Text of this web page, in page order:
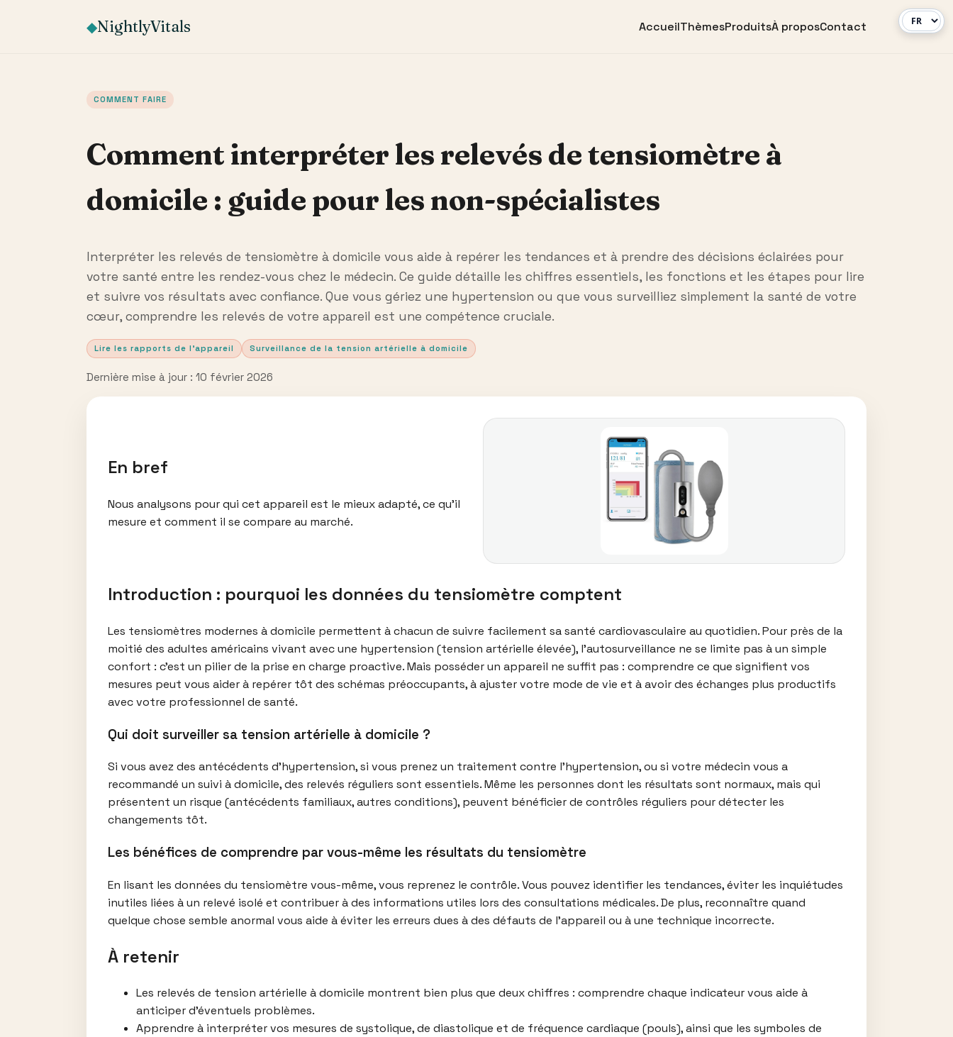
◆NightlyVitals AccueilThèmesProduitsÀ proposContact
COMMENT FAIRE
Comment interpréter les relevés de tensiomètre à
domicile : guide pour les non-spécialistes
Interpréter les relevés de tensiomètre à domicile vous aide à repérer les tendances et à prendre des décisions éclairées pour
votre santé entre les rendez-vous chez le médecin. Ce guide détaille les chiffres essentiels, les fonctions et les étapes pour lire
et suivre vos résultats avec confiance. Que vous gériez une hypertension ou que vous surveilliez simplement la santé de votre
cœur, comprendre les relevés de votre appareil est une compétence cruciale.
Lire les rapports de l’appareil Surveillance de la tension artérielle à domicile
Dernière mise à jour : 10 février 2026
En bref
Nous analysons pour qui cet appareil est le mieux adapté, ce qu’il
mesure et comment il se compare au marché.
Introduction : pourquoi les données du tensiomètre comptent
Les tensiomètres modernes à domicile permettent à chacun de suivre facilement sa santé cardiovasculaire au quotidien. Pour près de la
moitié des adultes américains vivant avec une hypertension (tension artérielle élevée), l’autosurveillance ne se limite pas à un simple
confort : c’est un pilier de la prise en charge proactive. Mais posséder un appareil ne suffit pas : comprendre ce que signifient vos
mesures peut vous aider à repérer tôt des schémas préoccupants, à ajuster votre mode de vie et à avoir des échanges plus productifs
avec votre professionnel de santé.
Qui doit surveiller sa tension artérielle à domicile ?
Si vous avez des antécédents d’hypertension, si vous prenez un traitement contre l’hypertension, ou si votre médecin vous a
recommandé un suivi à domicile, des relevés réguliers sont essentiels. Même les personnes dont les résultats sont normaux, mais qui
présentent un risque (antécédents familiaux, autres conditions), peuvent bénéficier de contrôles réguliers pour détecter les
changements tôt.
Les bénéfices de comprendre par vous-même les résultats du tensiomètre
En lisant les données du tensiomètre vous-même, vous reprenez le contrôle. Vous pouvez identifier les tendances, éviter les inquiétudes
inutiles liées à un relevé isolé et contribuer à des informations utiles lors des consultations médicales. De plus, reconnaître quand
quelque chose semble anormal vous aide à éviter les erreurs dues à des défauts de l’appareil ou à une technique incorrecte.
À retenir
Les relevés de tension artérielle à domicile montrent bien plus que deux chiffres : comprendre chaque indicateur vous aide à
anticiper d’éventuels problèmes.
Apprendre à interpréter vos mesures de systolique, de diastolique et de fréquence cardiaque (pouls), ainsi que les symboles de